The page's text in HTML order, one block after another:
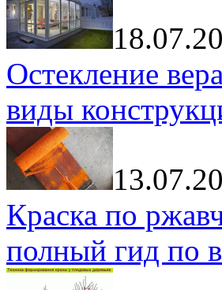
Остекление
виды
Краска по
полный гид по